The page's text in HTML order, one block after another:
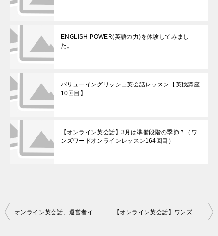
ENGLISH POWER(英語の力)を体験してみまし
た。
バリューイングリッシュ英会話レッスン【英検講座
10回目】
【オンライン英会話】3月は準備段階の季節？（ワ
ンズワードオンラインレッスン164回目）
投